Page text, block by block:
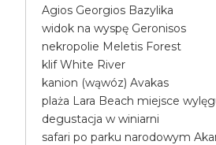
Agios Georgios Bazylika
widok na wyspę Geronisos
nekropolie Meletis Forest
klif White River
kanion (wąwóz) Avakas
plaża Lara Beach miejsce
degustacja w winiarni
safari po parku narodowym